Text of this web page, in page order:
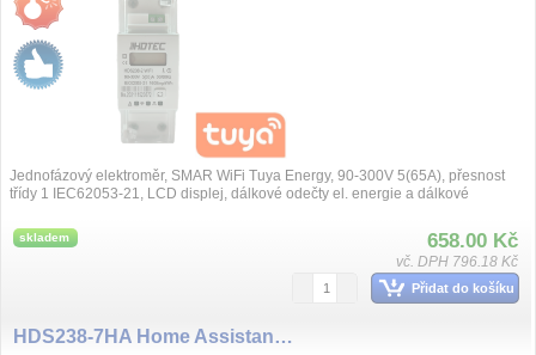
Jednofázový elektroměr, SMAR WiFi Tuya Energy, 90-300V 5(65A), přesnost
třídy 1 IEC62053-21, LCD displej, dálkové odečty el. energie a dálkové
skladem 658.00 Kč
vč. DPH 796.18 Kč
Přidat do košíku
HDS238-7HA Home Assistant, SENZORA WiFi 3F el. meter, 3X230/400V 80A, LCD display